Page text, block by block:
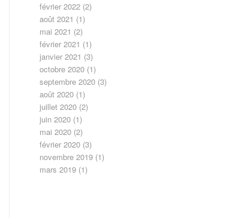
février 2022 (2)
août 2021 (1)
mai 2021 (2)
février 2021 (1)
janvier 2021 (3)
octobre 2020 (1)
septembre 2020 (3)
août 2020 (1)
juillet 2020 (2)
juin 2020 (1)
mai 2020 (2)
février 2020 (3)
novembre 2019 (1)
mars 2019 (1)